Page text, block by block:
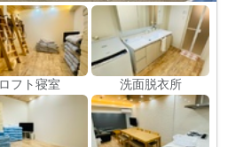
ロフト寝室 洗面脱衣所